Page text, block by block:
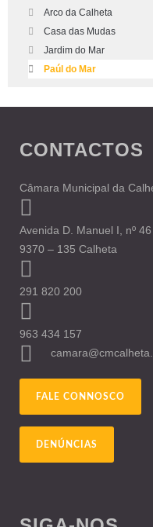
Arco da Calheta
Casa das Mudas
Jardim do Mar
Paúl do Mar
CONTACTOS
Câmara Municipal da
Avenida D. Manuel I, nº
9370 – 135 Calheta
291 820 200
963 434 157
FALE CONNOSCO
DENÚNCIAS